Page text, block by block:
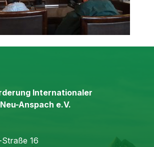
Internationaler
Anspach e.V.
16